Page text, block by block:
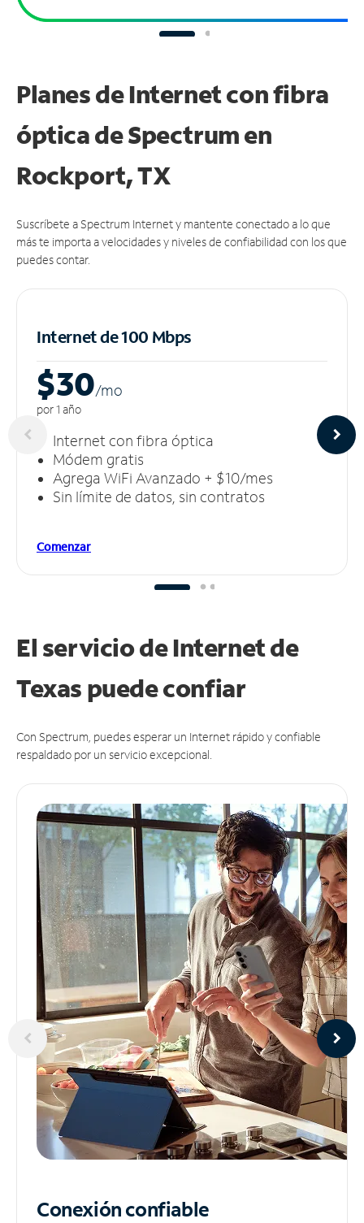
Planes de Internet con fibra
óptica de Spectrum en
Rockport, TX
Suscríbete a Spectrum Internet y mantente conectado a lo que
más te importa a velocidades y niveles de confiabilidad con los que
puedes contar.
Internet de 100 Mbps
$30/mo
por 1 año
Internet con fibra óptica
Módem gratis
Agrega WiFi Avanzado + $10/mes
Sin límite de datos, sin contratos
Comenzar
El servicio de Internet de
Texas puedeconfiar
Con Spectrum, puedes esperar un Internet rápido y confiable
respaldado por un servicio excepcional.
Conexión confiable